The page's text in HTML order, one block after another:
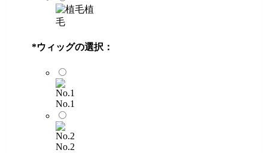
植
毛
*ウィッグの選択：
No.1
No.2